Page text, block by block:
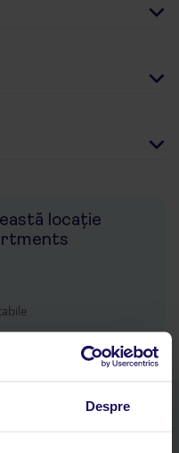
Despre
locație
toată lumea